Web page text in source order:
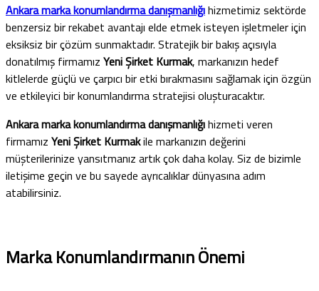
Ankara marka konumlandırma danışmanlığıhizmetimiz sektörde
benzersiz bir rekabet avantajı elde etmek isteyen işletmeler için
eksiksiz bir çözüm sunmaktadır. Stratejik bir bakış açısıyla
donatılmış firmamız Yeni Şirket Kurmak, markanızın hedef
kitlelerde güçlü ve çarpıcı bir etki bırakmasını sağlamak için özgün
ve etkileyici bir konumlandırma stratejisi oluşturacaktır.
Ankara marka konumlandırma danışmanlığıhizmeti veren
firmamız Yeni Şirket Kurmakile markanızın değerini
müşterilerinize yansıtmanız artık çok daha kolay. Siz de bizimle
iletişime geçin ve bu sayede ayrıcalıklar dünyasına adım
atabilirsiniz.
Marka Konumlandırmanın Önemi